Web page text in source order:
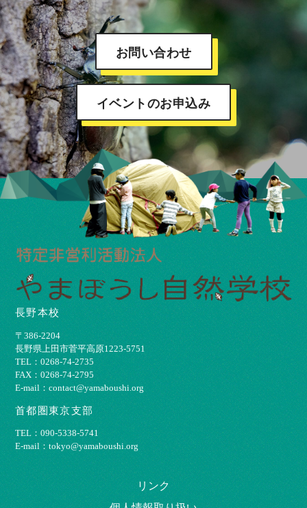
お問い合わせ
イベントのお申込み
長野本校
〒386-2204
⻑野県上⽥市菅平⾼原1223-5751
TEL：0268-74-2735
FAX：0268-74-2795
E-mail：contact@yamaboushi.org
首都圏東京支部
TEL：090-5338-5741
E-mail：tokyo@yamaboushi.org
リンク